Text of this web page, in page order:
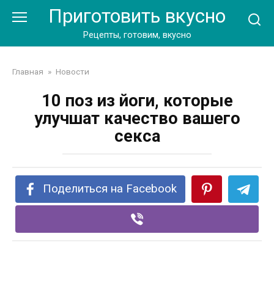
Приготовить вкусно
Рецепты, готовим, вкусно
Главная » Новости
10 поз из йоги, которые
улучшат качество вашего
секса
Поделиться на Facebook